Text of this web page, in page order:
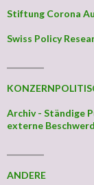
Stiftung Corona
Swiss Policy
Archiv - Ständige
externe
ANDERE